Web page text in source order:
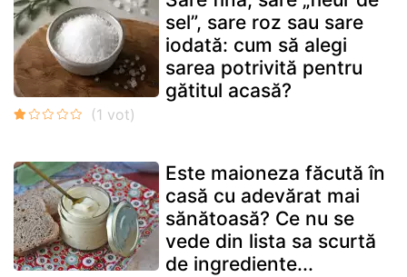
sel”, sare roz sau sare
iodată: cum să alegi
sarea potrivită pentru
gătitul acasă?
Este maioneza făcută în
casă cu adevărat mai
sănătoasă? Ce nu se
vede din lista sa scurtă
de ingrediente...